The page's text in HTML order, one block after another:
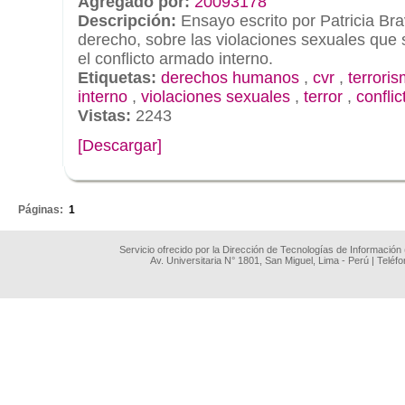
Descripción: Ensayo escrito por Patricia
derecho, sobre las violaciones sexuales que
el conflicto armado interno.
Etiquetas: derechos humanos , cvr ,
interno , violaciones sexuales , terror ,
Vistas: 2243
[Descargar]
Páginas: 1
Servicio ofrecido por la Dirección de Tecnologías de
Av. Universitaria N° 1801, San Miguel, Lima - Perú |